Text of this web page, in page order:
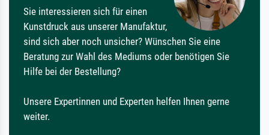
Sie interessieren sich für einen
Kunstdruck aus unserer Manufaktur,
sind sich aber noch unsicher? Wünschen Sie eine
Beratung zur Wahl des Mediums oder benötigen Sie
Hilfe bei der Bestellung?
Unsere Expertinnen und Experten helfen Ihnen gerne
weiter.